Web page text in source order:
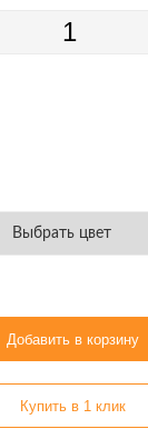
Выбрать цвет
Добавить в корзину
Купить в 1 клик